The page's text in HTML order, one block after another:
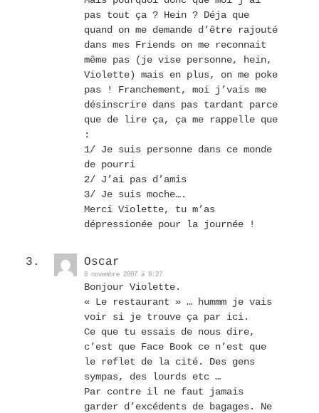
pas tout ça ? Hein ? Déja que
quand on me demande d’être rajouté
dans mes Friends on me reconnait
même pas (je vise personne, hein,
Violette) mais en plus, on me poke
pas ! Franchement, moi j’vais me
désinscrire dans pas tardant parce
que de lire ça, ça me rappelle que
:
1/ Je suis personne dans ce monde
de pourri
2/ J’ai pas d’amis
3/ Je suis moche….
Merci Violette, tu m’as
dépressionée pour la journée !
Oscar
8 novembre 2007 à 8:27
Bonjour Violette.
« Le restaurant » … hummm je vais
voir si je trouve ça par ici.
Ce que tu essais de nous dire,
c’est que Face Book ce n’est que
le reflet de la cité. Des gens
sympas, des lourds etc …
Par contre il ne faut jamais
garder d’excédents de bagages. Ne